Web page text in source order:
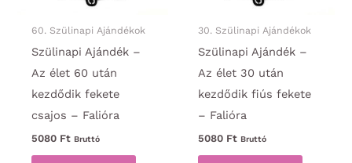
60. Szülinapi Ajándékok
Szülinapi Ajándék –
Az élet 60 után
kezdődik fekete
csajos – Falióra
5080 Ft Bruttó
30. Szülinapi Ajándékok
Szülinapi Ajándék –
Az élet 30 után
kezdődik fiús fekete
– Falióra
5080 Ft Bruttó